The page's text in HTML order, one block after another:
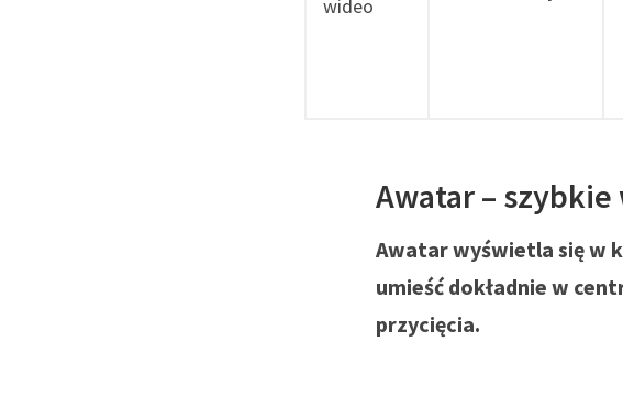
wideo
Awatar –
Awatar wyświetla się w
umieść dokładnie w
przycięcia.